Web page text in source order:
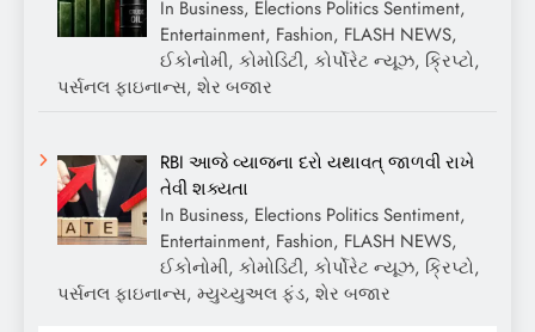
In Business, Elections Politics Sentiment,
Entertainment, Fashion, FLASH NEWS,
ઈકોનોમી, કોમોડિટી, કોર્પોરેટ ન્યૂઝ, ક્રિપ્ટો,
પર્સનલ ફાઇનાન્સ, શેર બજાર
RBI આજે વ્યાજના દરો યથાવત્ જાળવી રાખે
તેવી શક્યતા
In Business, Elections Politics Sentiment,
Entertainment, Fashion, FLASH NEWS,
ઈકોનોમી, કોમોડિટી, કોર્પોરેટ ન્યૂઝ, ક્રિપ્ટો,
પર્સનલ ફાઇનાન્સ, મ્યુચ્યુઅલ ફંડ, શેર બજાર